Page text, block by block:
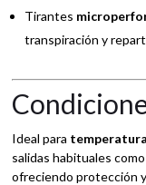
Tirantes
transpiración y
Ideal para
salidas habituales
ofreciendo protección